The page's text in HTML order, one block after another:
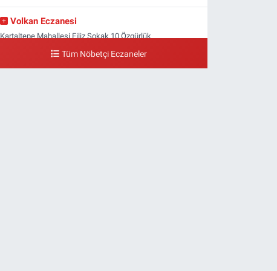
Volkan Eczanesi
Kartaltepe Mahallesi Filiz Sokak 10 Özgürlük
Tüm Nöbetçi Eczaneler